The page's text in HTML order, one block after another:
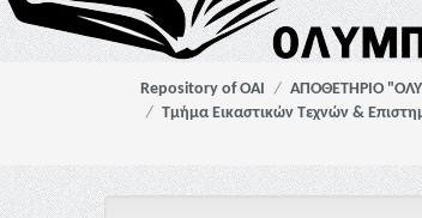
Repository of OAI ΑΠΟΘΕΤΗΡΙΟ
Τμήμα Εικαστικών Τεχνών &